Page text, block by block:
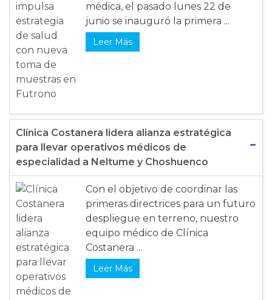
médica, el pasado lunes 22 de
junio se inauguró la primera ...
Leer Más
Clínica Costanera lidera alianza estratégica
para llevar operativos médicos de
especialidad a Neltume y Choshuenco
Con el objetivo de coordinar las
primeras directrices para un futuro
despliegue en terreno, nuestro
equipo médico de Clínica
Costanera ...
Leer Más